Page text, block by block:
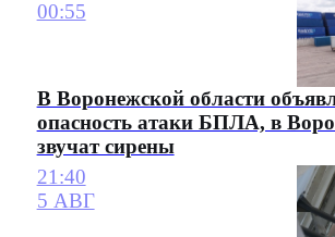
00:55
В Воронежской области
опасность атаки БПЛА, в
звучат сирены
21:40
5 АВГ